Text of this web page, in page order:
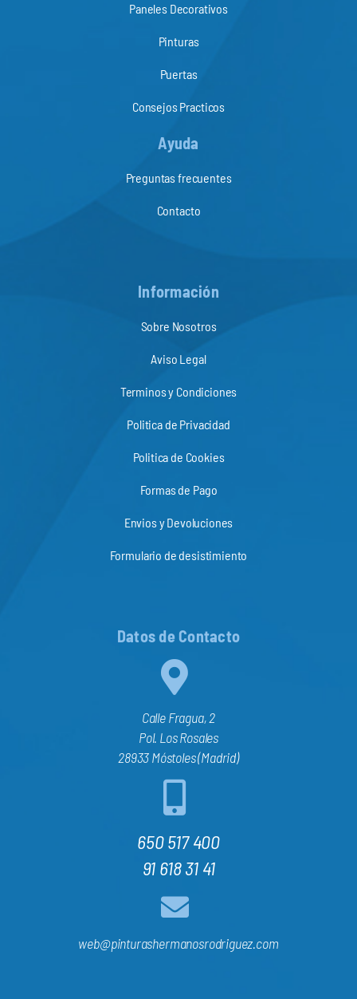
Paneles Decorativos
Pinturas
Puertas
Consejos Practicos
Ayuda
Preguntas frecuentes
Contacto
Información
Sobre Nosotros
Aviso Legal
Terminos y Condiciones
Politica de Privacidad
Politica de Cookies
Formas de Pago
Envios y Devoluciones
Formulario de desistimiento
Datos de Contacto
Calle Fragua, 2
Pol. Los Rosales
28933 Móstoles (Madrid)
650 517 400
91 618 31 41
web@pinturashermanosrodriguez.com